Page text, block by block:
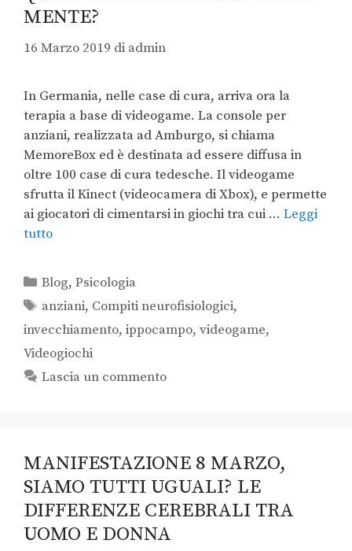
MENTE?
16 Marzo 2019 di admin
In Germania, nelle case di cura, arriva ora la
terapia a base di videogame. La console per
anziani, realizzata ad Amburgo, si chiama
MemoreBox ed è destinata ad essere diffusa in
oltre 100 case di cura tedesche. Il videogame
sfrutta il Kinect (videocamera di Xbox), e permette
ai giocatori di cimentarsi in giochi tra cui … Leggi
tutto
Blog,Psicologia
anziani, Compiti neurofisiologici,
invecchiamento, ippocampo, videogame,
Videogiochi
Lascia un commento
MANIFESTAZIONE 8 MARZO,
SIAMO TUTTI UGUALI? LE
DIFFERENZE CEREBRALI TRA
UOMO E DONNA